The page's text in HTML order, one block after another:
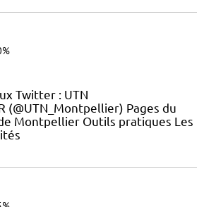
Twitter : UTN
(@UTN_Montpellier) Pages du
Montpellier Outils pratiques Les